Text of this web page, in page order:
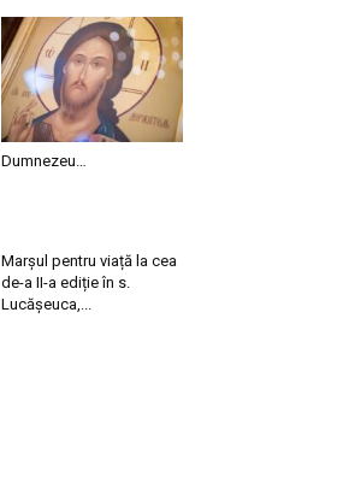
Dumnezeu…
Marșul pentru viață la cea
de-a II-a ediție în s.
Lucășeuca,...